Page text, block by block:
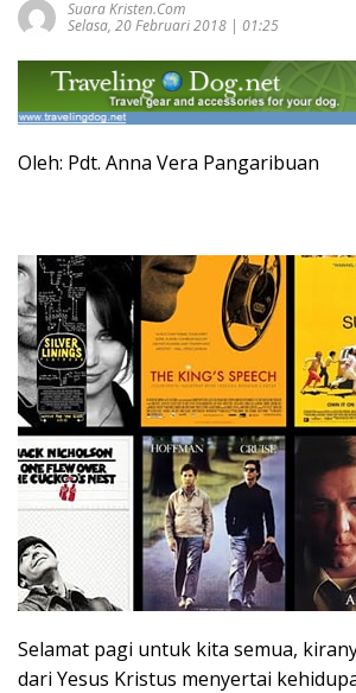
Suara Kristen.com
Selasa, 20 Februari 2018 | 01:25
Oleh: Pdt. Anna Vera Pangaribuan
Selamat pagi untuk kita semua,
dari Yesus Kristus menyertai